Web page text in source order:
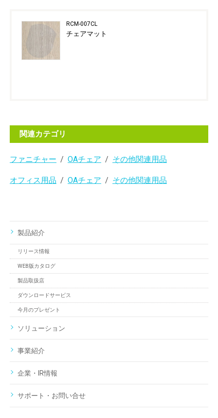
RCM-007CL
チェアマット
関連カテゴリ
ファニチャー OAチェア その他関連用品
オフィス用品 OAチェア その他関連用品
製品紹介
リリース情報
WEB版カタログ
製品取扱店
ダウンロードサービス
今月のプレゼント
ソリューション
事業紹介
企業・IR情報
サポート・お問い合せ